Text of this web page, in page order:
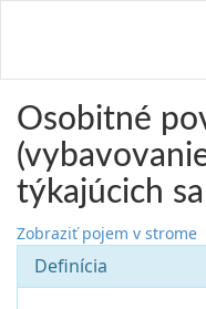
Osobitné
týkajúcich
Zobraziť pojem v strome
Definícia